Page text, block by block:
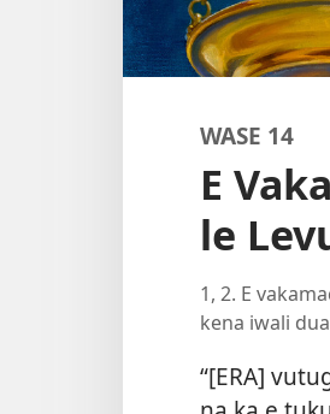
WASE 14
E
le
1, 2. E
kena iwali
“[ERA]